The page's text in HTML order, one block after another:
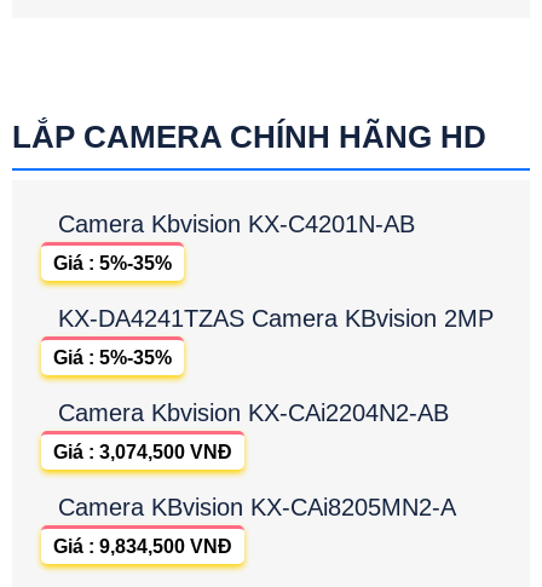
LẮP CAMERA CHÍNH HÃNG HD
Camera Kbvision KX-C4201N-AB
Giá : 5%-35%
KX-DA4241TZAS Camera KBvision 2MP
Giá : 5%-35%
Camera Kbvision KX-CAi2204N2-AB
Giá : 3,074,500 VNĐ
Camera KBvision KX-CAi8205MN2-A
Giá : 9,834,500 VNĐ